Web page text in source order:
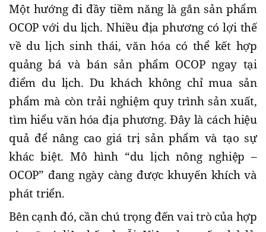
Một hướng đi đầy tiềm năng là gắn sản phẩm
OCOP với du lịch. Nhiều địa phương có lợi thế
về du lịch sinh thái, văn hóa có thể kết hợp
quảng bá và bán sản phẩm OCOP ngay tại
điểm du lịch. Du khách không chỉ mua sản
phẩm mà còn trải nghiệm quy trình sản xuất,
tìm hiểu văn hóa địa phương. Đây là cách hiệu
quả để nâng cao giá trị sản phẩm và tạo sự
khác biệt. Mô hình “du lịch nông nghiệp –
OCOP” đang ngày càng được khuyến khích và
phát triển.
Bên cạnh đó, cần chú trọng đến vai trò của hợp